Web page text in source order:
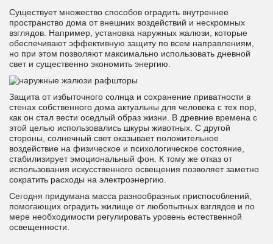
Существует множество способов оградить внутреннее
пространство дома от внешних воздействий и нескромных
взглядов. Например, установка наружных жалюзи, которые
обеспечивают эффективную защиту по всем направлениям,
но при этом позволяют максимально использовать дневной
свет и существенно экономить энергию.
Защита от избыточного солнца и сохранение приватности в
стенах собственного дома актуальны для человека с тех пор,
как он стал вести оседлый образ жизни. В древние времена с
этой целью использовались шкуры животных. С другой
стороны, солнечный свет оказывает положительное
воздействие на физическое и психологическое состояние,
стабилизирует эмоциональный фон. К тому же отказ от
использования искусственного освещения позволяет заметно
сократить расходы на электроэнергию.
Сегодня придумана масса разнообразных приспособлений,
помогающих оградить жилище от любопытных взглядов и по
мере необходимости регулировать уровень естественной
освещенности.